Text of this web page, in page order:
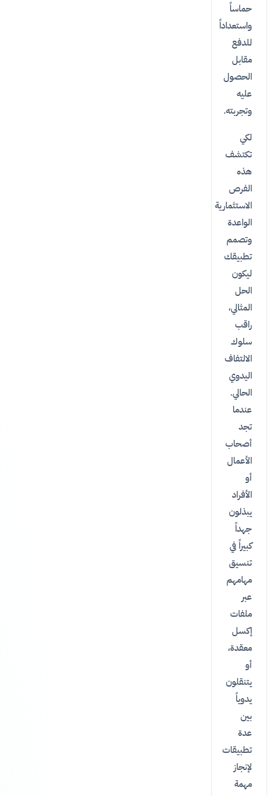
حماساً
واستعداداً
للدفع
مقابل
الحصول
عليه
وتجربته.
لكي
تكتشف
هذه
الفرص
الاستثمارية
الواعدة
وتصمم
تطبيقك
ليكون
الحل
المثالي،
راقب
سلوك
الالتفاف
اليدوي
الحالي.
عندما
تجد
أصحاب
الأعمال
أو
الأفراد
يبذلون
جهداً
كبيراً في
تنسيق
مهامهم
عبر
ملفات
إكسل
معقدة،
أو
يتنقلون
يدوياً
بين
عدة
تطبيقات
لإنجاز
مهمة